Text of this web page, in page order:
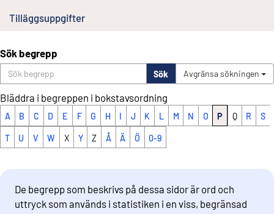
Tilläggsuppgifter
Sök begrepp
Sök Avgränsa sökningen
Bläddra i begreppen i bokstavsordning
A B C D E F G H I J K L M N O P Q R S
T U V W X Y Z Å Ä Ö 0-9
De begrepp som beskrivs på dessa sidor är ord och
uttryck som används i statistiken i en viss, begränsad